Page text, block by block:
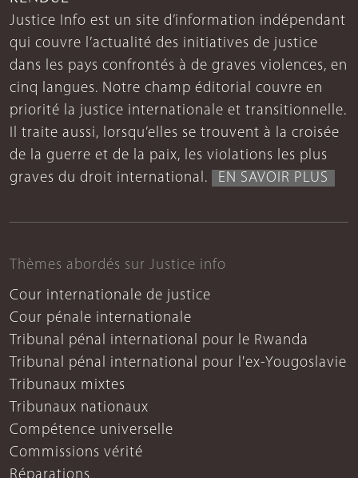
Justice Info est un site d’information indépendant
qui couvre l’actualité des initiatives de justice
dans les pays confrontés à de graves violences, en
cinq langues. Notre champ éditorial couvre en
priorité la justice internationale et transitionnelle.
Il traite aussi, lorsqu’elles se trouvent à la croisée
de la guerre et de la paix, les violations les plus
graves du droit international.
EN SAVOIR PLUS
Thèmes abordés sur Justice info
Cour internationale de justice
Cour pénale internationale
Tribunal pénal international pour le Rwanda
Tribunal pénal international pour l'ex-Yougoslavie
Tribunaux mixtes
Tribunaux nationaux
Compétence universelle
Commissions vérité